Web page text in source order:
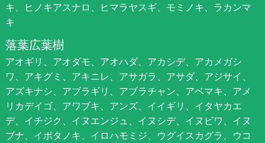
キ、ヒノキアスナロ、ヒマラヤスギ、モミノキ、ラカンマ
キ
落葉広葉樹
アオギリ、アオダモ、アオハダ、アカシデ、アカメガシ
ワ、アキグミ、アキニレ、アサガラ、アサダ、アジサイ、
アズキナシ、アブラギリ、アブラチャン、アベマキ、アメ
リカデイゴ、アワブキ、アンズ、イイギリ、イタヤカエ
デ、イチジク、イヌエンジュ、イヌシデ、イヌビワ、イヌ
ブナ、イボタノキ、イロハモミジ、ウグイスカグラ、ウコ